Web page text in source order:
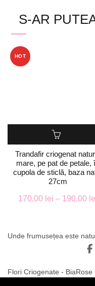
S-AR
HOT
are
mai
multe
Opțiunile
în
pagina
Trandafir criogenat
mare, pe pat de petale,
cupola de sticlă, baza
27cm
170,00 lei – 190,00
Unde frumusețea este
Flori Criogenate - BiaRose